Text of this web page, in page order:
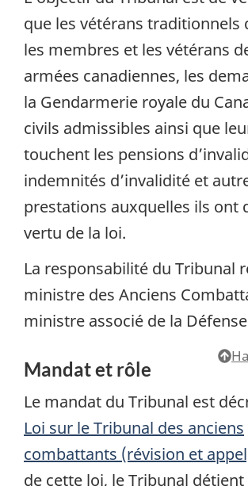
que les vétérans traditionnels
les membres et les vétérans
armées canadiennes, les
la Gendarmerie royale du
civils admissibles ainsi que
touchent les pensions
indemnités d’invalidité et
prestations auxquelles ils ont
vertu de la loi.
La responsabilité du Tribunal
ministre des Anciens
ministre associé de la
Mandat et rôle
Le mandat du Tribunal est
Loi sur le Tribunal des anciens
combattants (révision et
de cette loi, le Tribunal